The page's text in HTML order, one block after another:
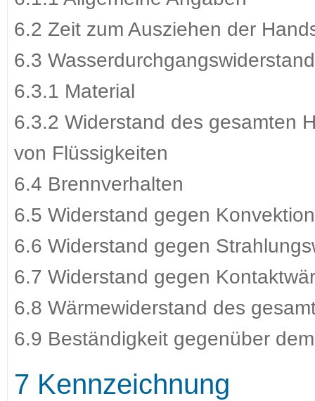
6.2 Zeit zum Ausziehen der
6.3 Wasserdurchgangswiderstand
6.3.1 Material
6.3.2 Widerstand des gesamten
von Flüssigkeiten
6.4 Brennverhalten
6.5 Widerstand gegen
6.6 Widerstand gegen
6.7 Widerstand gegen
6.8 Wärmewiderstand des
6.9 Beständigkeit gegenüber
7 Kennzeichnung